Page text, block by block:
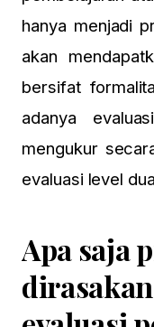
hanya menjadi
akan
bersifat
adanya
mengukur
evaluasi level
Apa saja